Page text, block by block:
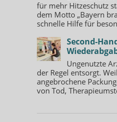
für mehr Hitzeschutz
dem Motto „Bayern
schnelle Hilfe für
Second-
Ungenutzte
der Regel entsorgt.
angebrochene
von Tod,